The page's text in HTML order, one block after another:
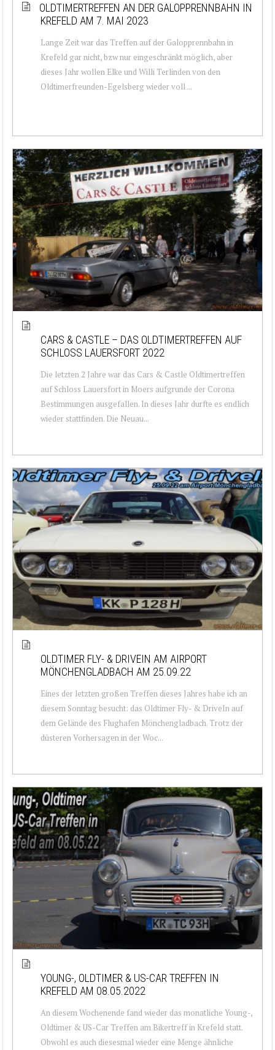
OLDTIMERTREFFEN AN DER GALOPPRENNBAHN IN
KREFELD AM 7. MAI 2023
Lange Zeit war das Treffen auf der Galopprennbahn in
Krefeld gar nicht, bzw nur eingeschränkt möglich, aber
dieses Jahr wollen Elke und Willi Terlinden von den
Oldtimerfreunden-Egelsberg wieder voll ...
CARS & CASTLE – DAS OLDTIMERTREFFEN AUF
SCHLOSS LAUERSFORT 2022
Die letzten 2 Jahre war das Cars & Castle Oldtimertreffen
auf Schloss Lauersfort in Moers aufgrunde der Corona
Bestimmungen ausgefallen. In dieses Jahr durfte es endlich
wieder stattfinden. Die Neuau...
OLDTIMER FLY- & DRIVEIN AM AIRPORT
MÖNCHENGLADBACH AM 25.09.22
Eines der letzten großen Treffen dieses Jahres habe ich an
diesem Sonntag besucht: das Oldtimer Fly- & DriveIn auf
dem Gelände des Flughafen Mönchengladbach. Trotz der
düsteren Vorhersagen in der Woc...
YOUNG-, OLDTIMER & US-CAR TREFFEN IN
KREFELD AM 08.05.2022
An diesem Wochenende fand wieder das monatliche Young-,
Oldtimer & US-Car Treffen am Bikertreff in Krefeld statt.
Obwohl es auch diesesmal wieder eine Menge ähnliche